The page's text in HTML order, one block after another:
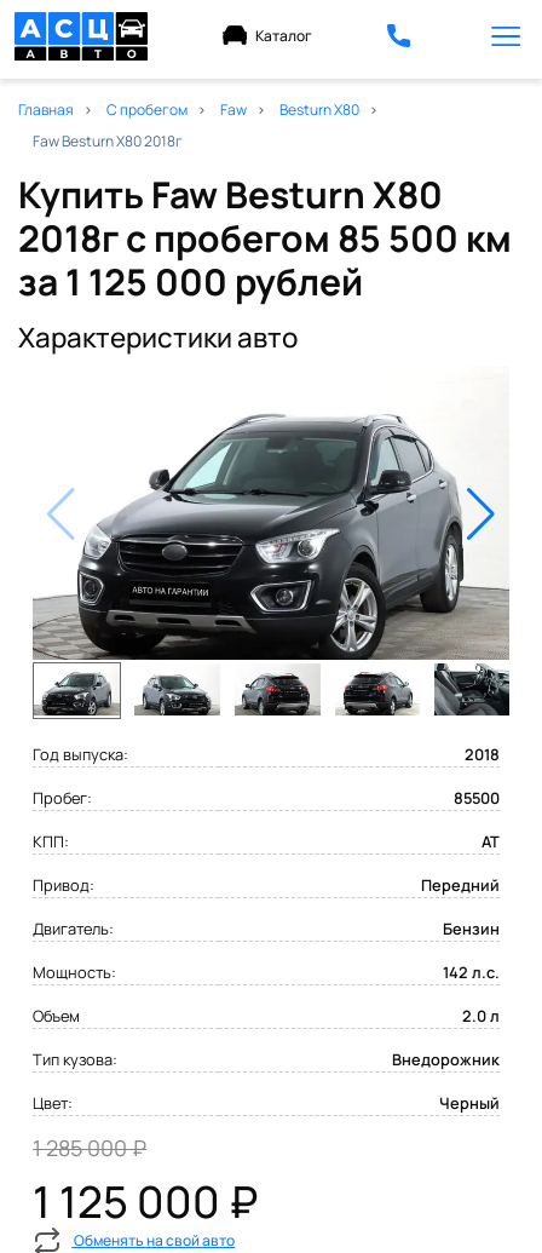
Каталог
Главная С пробегом Faw
Besturn X80
Faw Besturn X80 2018г
Купить Faw Besturn X80
2018г с пробегом 85 500 км
за 1 125 000 рублей
Характеристики авто
Год выпуска:
2018
Пробег:
85500
КПП:
AT
Привод:
Передний
Двигатель:
Бензин
Мощность:
142 л.с.
Объем
2.0 л
Тип кузова:
Внедорожник
Цвет:
Черный
1 285 000 ₽
1 125 000 ₽
Обменять на свой авто